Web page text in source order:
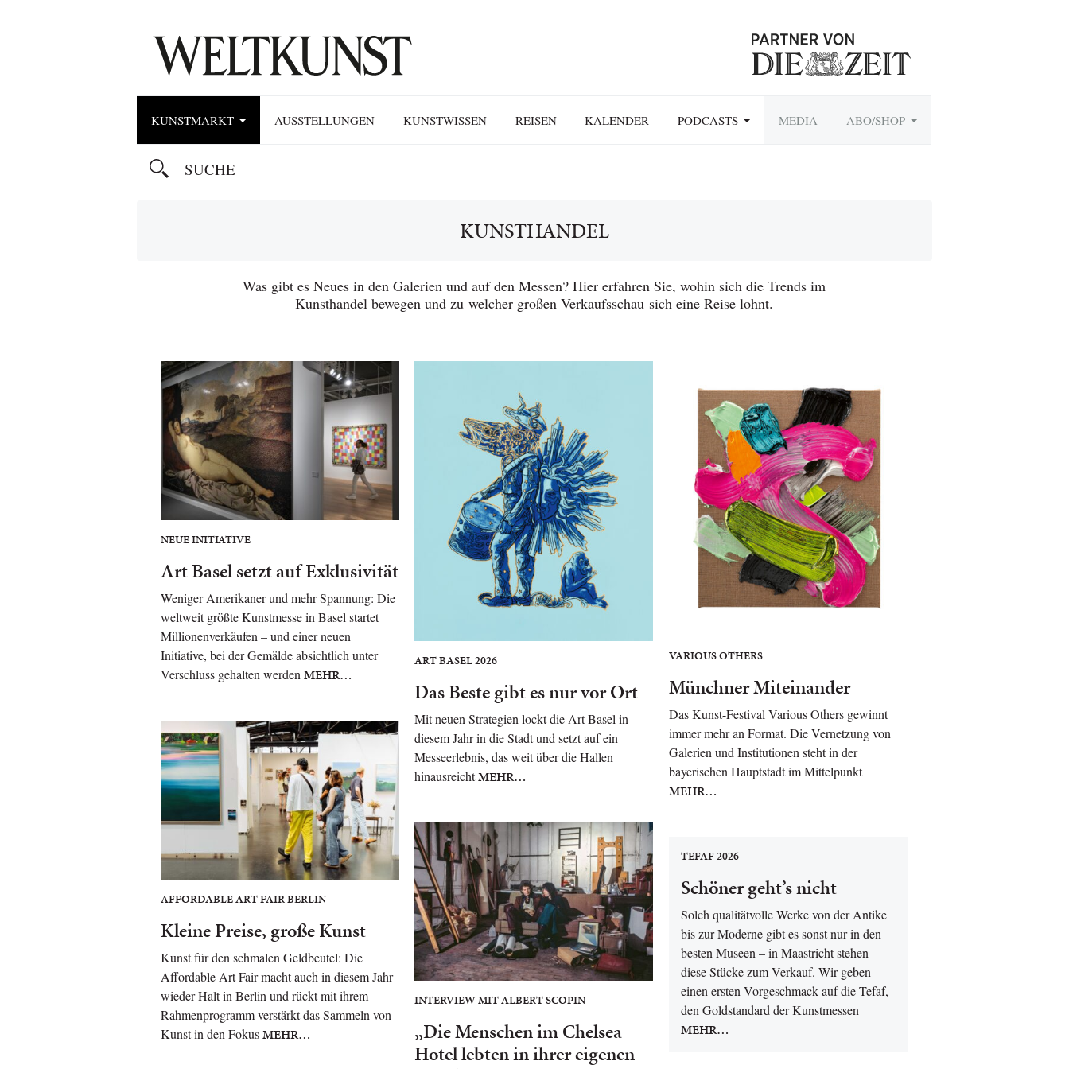
KUNSTMARKT AUSSTELLUNGEN KUNSTWISSEN REISEN KALENDER PODCASTS MEDIA ABO/SHOP
KUNSTHANDEL
Was gibt es Neues in den Galerien und auf den Messen? Hier erfahren Sie, wohin sich die Trends im
Kunsthandel bewegen und zu welcher großen Verkaufsschau sich eine Reise lohnt.
NEUE INITIATIVE
Art Basel setzt auf Exklusivität
Weniger Amerikaner und mehr Spannung: Die
weltweit größte Kunstmesse in Basel startet
Millionenverkäufen – und einer neuen
Initiative, bei der Gemälde absichtlich unter
Verschluss gehalten werdenMEHR…
ART BASEL 2026
Das Beste gibt es nur vor Ort
Mit neuen Strategien lockt die Art Basel in
diesem Jahr in die Stadt und setzt auf ein
Messeerlebnis, das weit über die Hallen
hinausreichtMEHR…
VARIOUS OTHERS
Münchner Miteinander
Das Kunst-Festival Various Others gewinnt
immer mehr an Format. Die Vernetzung von
Galerien und Institutionen steht in der
bayerischen Hauptstadt im Mittelpunkt
MEHR…
AFFORDABLE ART FAIR BERLIN
Kleine Preise, große Kunst
Kunst für den schmalen Geldbeutel: Die
Affordable Art Fair macht auch in diesem Jahr
wieder Halt in Berlin und rückt mit ihrem
Rahmenprogramm verstärkt das Sammeln von
Kunst in den FokusMEHR…
INTERVIEW MIT ALBERT SCOPIN
„Die Menschen im Chelsea
Hotel lebten in ihrer eigenen
TEFAF 2026
Schöner geht’s nicht
Solch qualitätvolle Werke von der Antike
bis zur Moderne gibt es sonst nur in den
besten Museen – in Maastricht stehen
diese Stücke zum Verkauf. Wir geben
einen ersten Vorgeschmack auf die Tefaf,
den Goldstandard der Kunstmessen
MEHR…